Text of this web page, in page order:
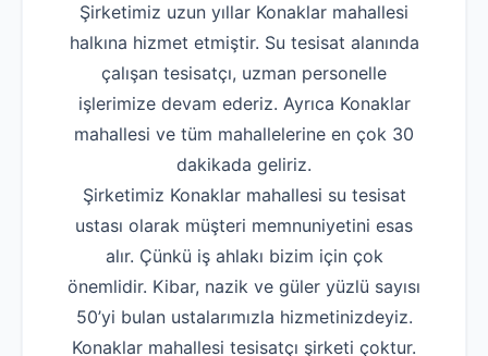
Şirketimiz uzun yıllar Konaklar mahallesi
halkına hizmet etmiştir. Su tesisat alanında
çalışan tesisatçı, uzman personelle
işlerimize devam ederiz. Ayrıca Konaklar
mahallesi ve tüm mahallelerine en çok 30
dakikada geliriz.
Şirketimiz Konaklar mahallesi su tesisat
ustası olarak müşteri memnuniyetini esas
alır. Çünkü iş ahlakı bizim için çok
önemlidir. Kibar, nazik ve güler yüzlü sayısı
50’yi bulan ustalarımızla hizmetinizdeyiz.
Konaklar mahallesi tesisatçı şirketi çoktur.